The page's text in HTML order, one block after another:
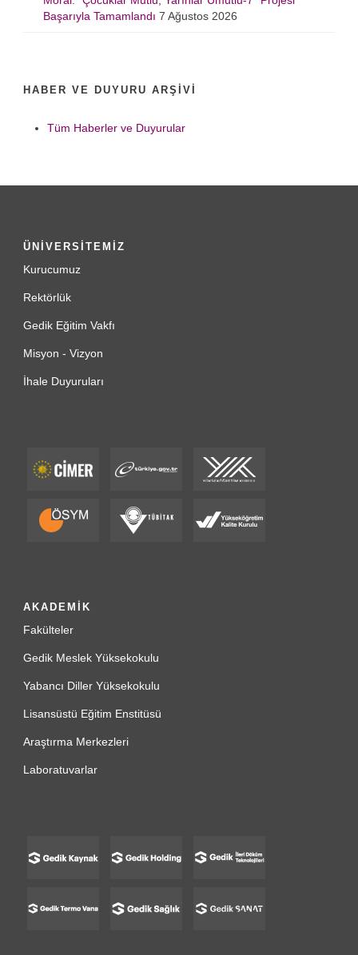
Başarıyla Tamamlandı 7 Ağustos 2026
HABER VE DUYURU ARŞIVI
Tüm Haberler ve Duyurular
ÜNİVERSİTEMİZ
Kurucumuz
Rektörlük
Gedik Eğitim Vakfı
Misyon - Vizyon
İhale Duyuruları
AKADEMİK
Fakülteler
Gedik Meslek Yüksekokulu
Yabancı Diller Yüksekokulu
Lisansüstü Eğitim Enstitüsü
Araştırma Merkezleri
Laboratuvarlar